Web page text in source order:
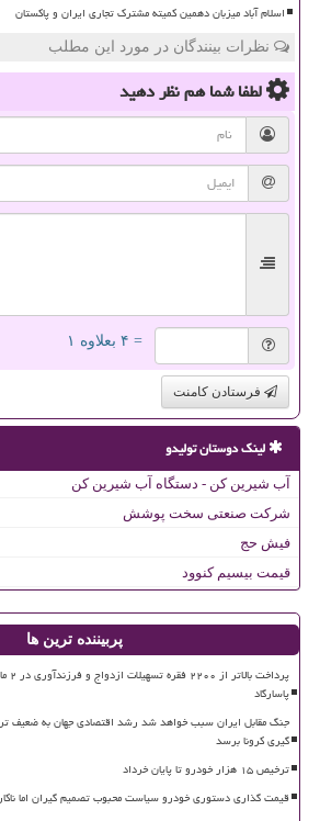
اسلام آباد میزبان دهمین کمیته مشترک تجاری ایران و پاکستان
نظرات بینندگان در مورد این مطلب
لطفا شما همنظر دهید
= ۴ بعلاوه ۱
فرستادن کامنت
لینک دوستان تولیدو
آب شیرین کن - دستگاه آب شیرین کن
شرکت صنعتی سخت پوشش
فیش حج
قیمت بیسیم کنوود
پربیننده ترین ها
پاسارگاد
جنگ مقابل ایران سبب خواهد شد رشد اقتصادی جهان به ضعیف
گیری کرونا برسد
ترخیص ۱۵ هزار خودرو تا پایان خرداد
قیمت گذاری دستوری خودرو سیاست محبوب تصمیم گیران اما